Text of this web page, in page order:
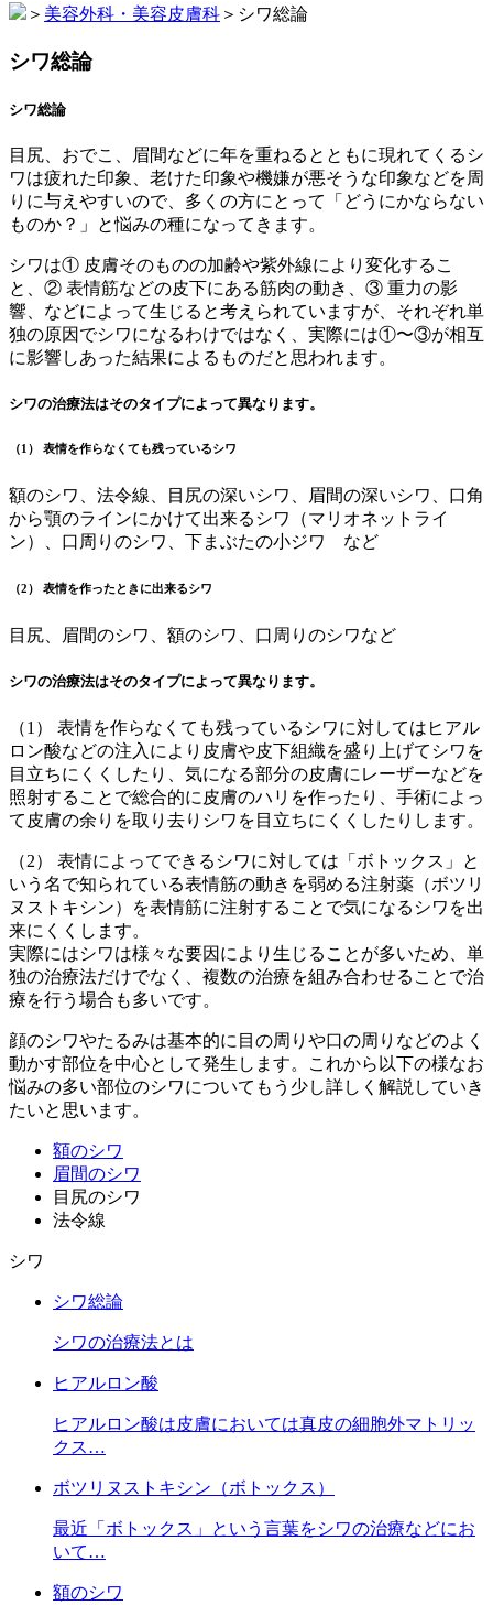
＞ 美容外科・美容皮膚科 ＞ シワ総論
シワ総論
シワ総論
目尻、おでこ、眉間などに年を重ねるとともに現れてくるシ
ワは疲れた印象、老けた印象や機嫌が悪そうな印象などを周
りに与えやすいので、多くの方にとって「どうにかならない
ものか？」と悩みの種になってきます。
シワは① 皮膚そのものの加齢や紫外線により変化するこ
と、② 表情筋などの皮下にある筋肉の動き、③ 重力の影
響、などによって生じると考えられていますが、それぞれ単
独の原因でシワになるわけではなく、実際には①〜③が相互
に影響しあった結果によるものだと思われます。
シワの治療法はそのタイプによって異なります。
（1） 表情を作らなくても残っているシワ
額のシワ、法令線、目尻の深いシワ、眉間の深いシワ、口角
から顎のラインにかけて出来るシワ（マリオネットライ
ン）、口周りのシワ、下まぶたの小ジワ など
（2） 表情を作ったときに出来るシワ
目尻、眉間のシワ、額のシワ、口周りのシワなど
シワの治療法はそのタイプによって異なります。
（1） 表情を作らなくても残っているシワに対してはヒアル
ロン酸などの注入により皮膚や皮下組織を盛り上げてシワを
目立ちにくくしたり、気になる部分の皮膚にレーザーなどを
照射することで総合的に皮膚のハリを作ったり、手術によっ
て皮膚の余りを取り去りシワを目立ちにくくしたりします。
（2） 表情によってできるシワに対しては「ボトックス」と
いう名で知られている表情筋の動きを弱める注射薬（ボツリ
ヌストキシン）を表情筋に注射することで気になるシワを出
来にくくします。
実際にはシワは様々な要因により生じることが多いため、単
独の治療法だけでなく、複数の治療を組み合わせることで治
療を行う場合も多いです。
顔のシワやたるみは基本的に目の周りや口の周りなどのよく
動かす部位を中心として発生します。これから以下の様なお
悩みの多い部位のシワについてもう少し詳しく解説していき
たいと思います。
額のシワ
眉間のシワ
目尻のシワ
法令線
シワ
シワ総論
シワの治療法とは
ヒアルロン酸
ヒアルロン酸は皮膚においては真皮の細胞外マトリッ
クス…
ボツリヌストキシン（ボトックス）
最近「ボトックス」という言葉をシワの治療などにお
いて…
額のシワ